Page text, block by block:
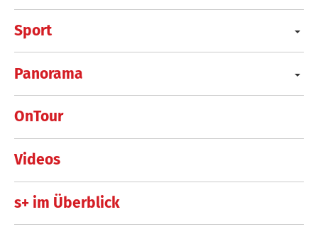
Sport
Panorama
OnTour
Videos
s+ im Überblick